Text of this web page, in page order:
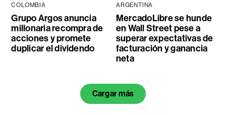
COLOMBIA
Grupo Argos anuncia
millonaria recompra de
acciones y promete
duplicar el dividendo
ARGENTINA
MercadoLibre se hunde
en Wall Street pese a
superar expectativas de
facturación y ganancia
neta
Cargar más